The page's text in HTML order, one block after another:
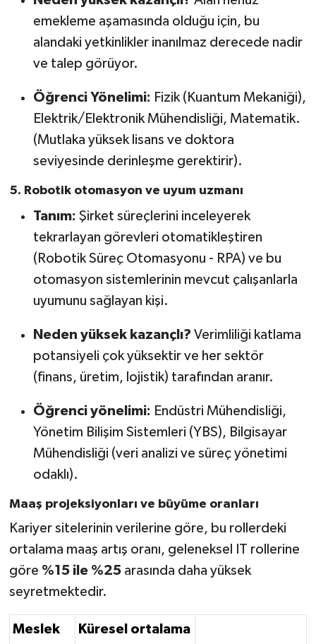
emekleme aşamasında olduğu için, bu
alandaki yetkinlikler inanılmaz derecede nadir
ve talep görüyor.
Öğrenci Yönelimi: Fizik (Kuantum Mekaniği),
Elektrik/Elektronik Mühendisliği, Matematik.
(Mutlaka yüksek lisans ve doktora
seviyesinde derinleşme gerektirir).
5. Robotik otomasyon ve uyum uzmanı
Tanım: Şirket süreçlerini inceleyerek
tekrarlayan görevleri otomatikleştiren
(Robotik Süreç Otomasyonu - RPA) ve bu
otomasyon sistemlerinin mevcut çalışanlarla
uyumunu sağlayan kişi.
Neden yüksek kazançlı? Verimliliği katlama
potansiyeli çok yüksektir ve her sektör
(finans, üretim, lojistik) tarafından aranır.
Öğrenci yönelimi: Endüstri Mühendisliği,
Yönetim Bilişim Sistemleri (YBS), Bilgisayar
Mühendisliği (veri analizi ve süreç yönetimi
odaklı).
Maaş projeksiyonları ve büyüme oranları
Kariyer sitelerinin verilerine göre, bu rollerdeki
ortalama maaş artış oranı, geleneksel IT rollerine
göre %15 ile %25arasında daha yüksek
seyretmektedir.
Meslek
Küresel ortalama